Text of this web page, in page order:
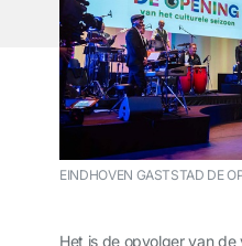
EINDHOVEN GASTSTAD DE
Het is de opvolger van de